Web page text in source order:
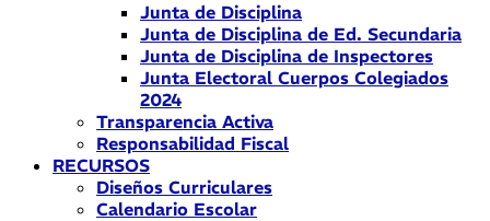
Junta de Disciplina
Junta de Disciplina de Ed. Secundaria
Junta de Disciplina de Inspectores
Junta Electoral Cuerpos Colegiados
2024
Transparencia Activa
Responsabilidad Fiscal
RECURSOS
Diseños Curriculares
Calendario Escolar